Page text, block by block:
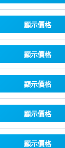
顯示價格
顯示價格
顯示價格
顯示價格
顯示價格